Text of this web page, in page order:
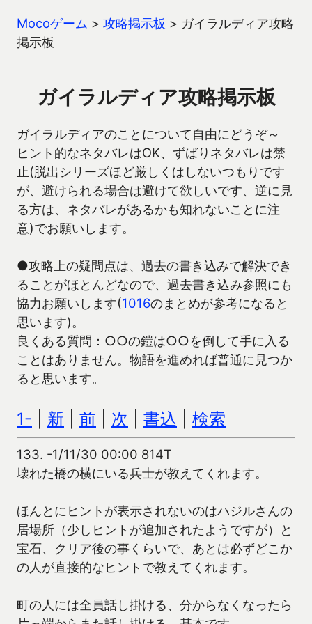
Mocoゲーム > 攻略掲示板 > ガイラルディア攻略
掲示板
ガイラルディア攻略掲示板
ガイラルディアのことについて自由にどうぞ～
ヒント的なネタバレはOK、ずばりネタバレは禁
止(脱出シリーズほど厳しくはしないつもりです
が、避けられる場合は避けて欲しいです、逆に見
る方は、ネタバレがあるかも知れないことに注
意)でお願いします。
●攻略上の疑問点は、過去の書き込みで解決でき
ることがほとんどなので、過去書き込み参照にも
協力お願いします(1016のまとめが参考になると
思います)。
良くある質問：○○の鎧は○○を倒して手に入る
ことはありません。物語を進めれば普通に見つか
ると思います。
1- 新 前 次 書込 検索
133. -1/11/30 00:00 814T
壊れた橋の横にいる兵士が教えてくれます。
ほんとにヒントが表示されないのはハジルさんの
居場所（少しヒントが追加されたようですが）と
宝石、クリア後の事くらいで、あとは必ずどこか
の人が直接的なヒントで教えてくれます。
町の人には全員話し掛ける、分からなくなったら